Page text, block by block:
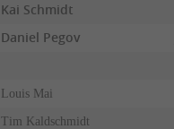
Kai Schmidt
Daniel Pegov
Louis Mai
Tim Kaldschmidt